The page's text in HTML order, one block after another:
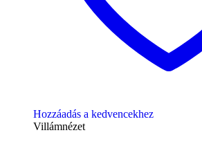
Hozzáadás a kedvencekhez
Villámnézet